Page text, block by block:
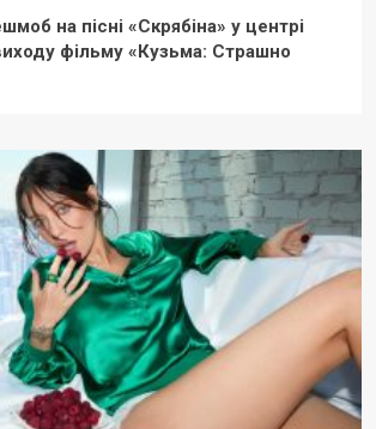
на пісні «Скрябіна» у центрі
фільму «Кузьма: Страшно